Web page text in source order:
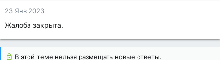
23 Янв 2023
Жалоба закрыта.
В этой теме нельзя размещать новые ответы.